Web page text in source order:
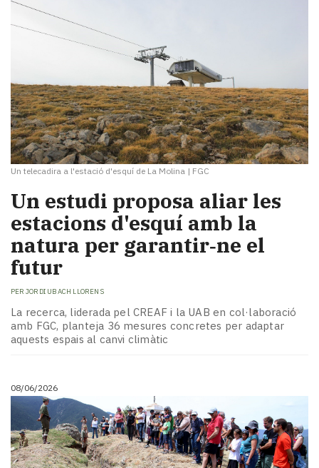
Un telecadira a l'estació d'esquí de La Molina | FGC
Un estudi proposa aliar les
estacions d'esquí amb la
natura per garantir‑ne el
futur
PER JORDI UBACH LLORENS
La recerca, liderada pel CREAF i la UAB en col·laboració
amb FGC, planteja 36 mesures concretes per adaptar
aquests espais al canvi climàtic
08/06/2026